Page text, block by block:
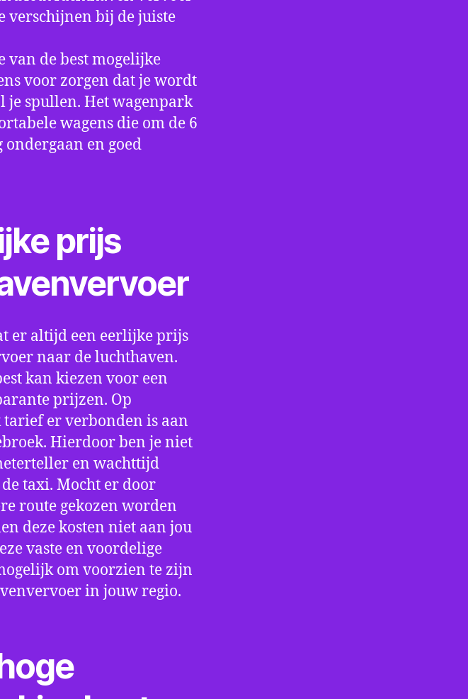
verschijnen bij de juiste
de best mogelijke
voor zorgen dat je wordt
je spullen. Het wagenpark
wagens die om de 6
en goed
prijs
er altijd een eerlijke prijs
naar de luchthaven.
kan kiezen voor een
prijzen. Op
er verbonden is aan
Hierdoor ben je niet
en wachttijd
taxi. Mocht er door
route gekozen worden
deze kosten niet aan jou
vaste en voordelige
om voorzien te zijn
in jouw regio.